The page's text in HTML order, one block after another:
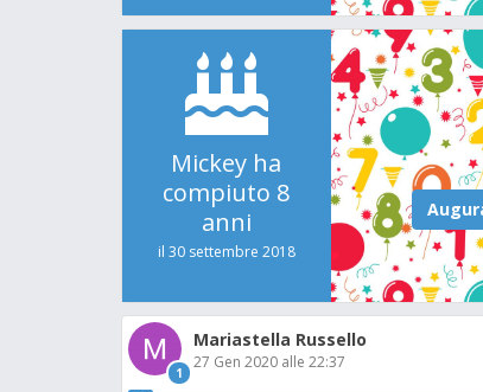
Mickey ha
compiuto 8
anni
il 30 settembre 2018
1
Mariastella Russello
27 Gen 2020 alle 22:37